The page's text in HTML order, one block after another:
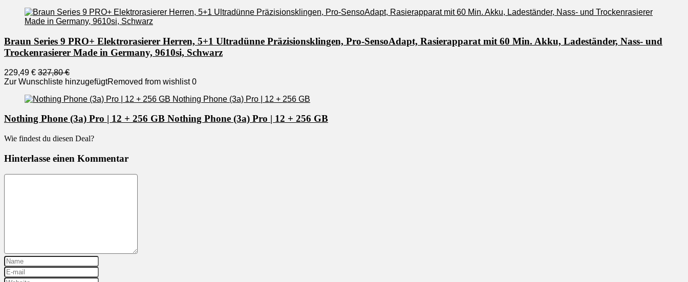
Braun Series 9 PRO+ Elektrorasierer Herren, 5+1 Ultradünne Präzisionsklingen, Pro-SensoAdapt, Rasierapparat mit 60 Min. Akku, Ladeständer, Nass- und
Trockenrasierer Made in Germany, 9610si, Schwarz
229,49 € 327,80 €
Zur Wunschliste hinzugefügtRemoved from wishlist 0
Nothing Phone (3a) Pro | 12 + 256 GB Nothing Phone (3a) Pro | 12 + 256 GB
Wie findest du diesen Deal?
Hinterlasse einen Kommentar